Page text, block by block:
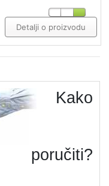
Detalji o proizvodu
Kako
poručiti?